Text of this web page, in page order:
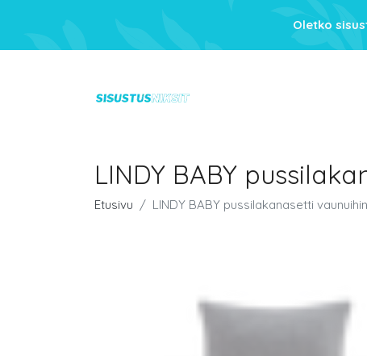
Oletko
LINDY BABY
Etusivu LINDY BABY pussilakanasetti